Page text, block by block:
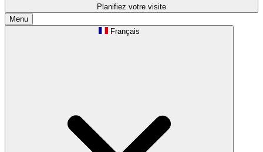
Planifiez votre visite
Menu
Français